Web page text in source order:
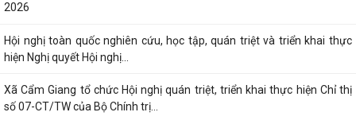
2026
Hội nghị toàn quốc nghiên cứu, học tập, quán triệt và triển khai thực
hiện Nghị quyết Hội nghị...
Xã Cẩm Giang tổ chức Hội nghị quán triệt, triển khai thực hiện Chỉ thị
số 07-CT/TW của Bộ Chính trị...